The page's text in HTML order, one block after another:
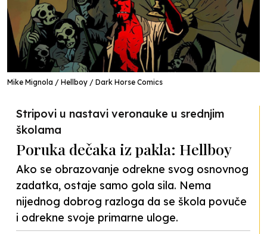
Mike Mignola / Hellboy / Dark Horse Comics
Stripovi u nastavi veronauke u srednjim
školama
Poruka dečaka iz pakla: Hellboy
Ako se obrazovanje odrekne svog osnovnog
zadatka, ostaje samo gola sila. Nema
nijednog dobrog razloga da se škola povuče
i odrekne svoje primarne uloge.